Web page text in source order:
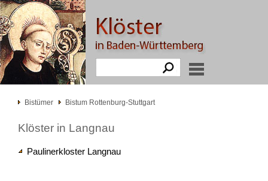
Bistümer Bistum Rottenburg-Stuttgart
Klöster in Langnau
Paulinerkloster Langnau